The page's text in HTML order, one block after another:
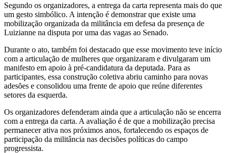
Segundo os organizadores, a entrega da carta representa mais do que
um gesto simbólico. A intenção é demonstrar que existe uma
mobilização organizada da militância em defesa da presença de
Luizianne na disputa por uma das vagas ao Senado.
Durante o ato, também foi destacado que esse movimento teve início
com a articulação de mulheres que organizaram e divulgaram um
manifesto em apoio à pré-candidatura da deputada. Para as
participantes, essa construção coletiva abriu caminho para novas
adesões e consolidou uma frente de apoio que reúne diferentes
setores da esquerda.
Os organizadores defenderam ainda que a articulação não se encerra
com a entrega da carta. A avaliação é de que a mobilização precisa
permanecer ativa nos próximos anos, fortalecendo os espaços de
participação da militância nas decisões políticas do campo
progressista.